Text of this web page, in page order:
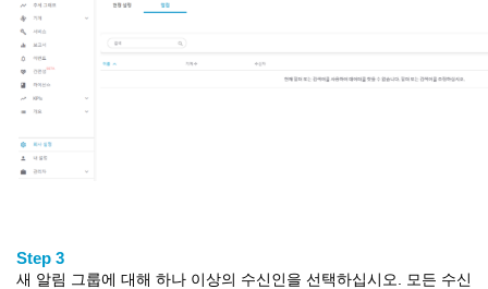
Step 3
새 알림 그룹에 대해 하나 이상의 수신인을 선택하십시오. 모든 수신